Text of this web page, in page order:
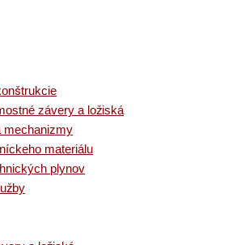
závery a ložiská
mechanizmy
materiálu
plynov